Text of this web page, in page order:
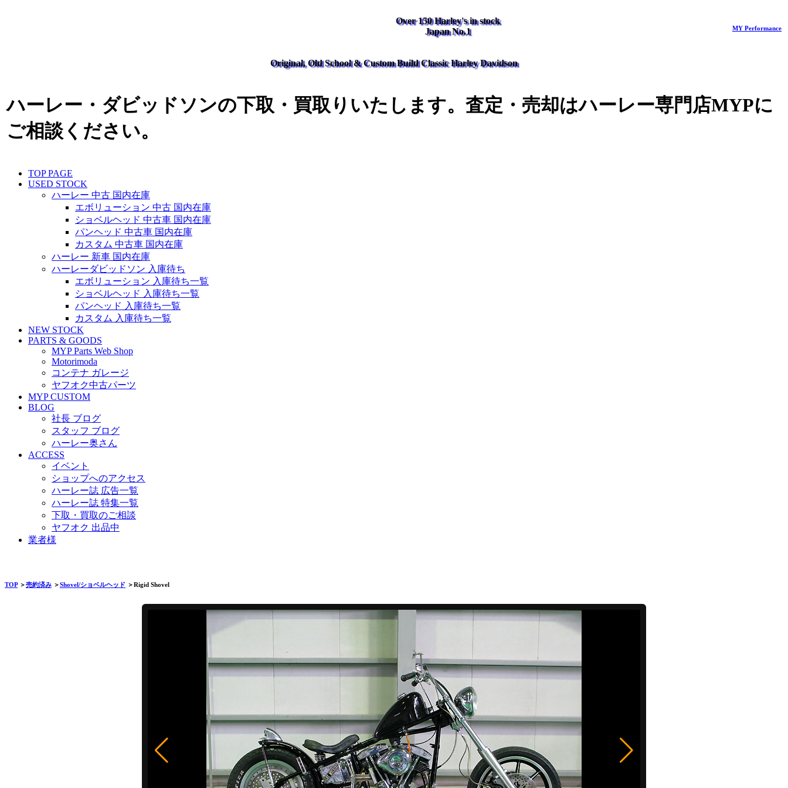
Over 150 Harley's in stock
Japan No.1
MY Performance
Original, Old School & Custom Build Classic Harley Davidson
ハーレー・ダビッドソンの下取・買取りいたします。査定・売却はハーレー専門店MYPに
ご相談ください。
TOP PAGE
USED STOCK
ハーレー 中古 国内在庫
エボリューション 中古 国内在庫
ショベルヘッド 中古車 国内在庫
パンヘッド 中古車 国内在庫
カスタム 中古車 国内在庫
ハーレー 新車 国内在庫
ハーレーダビッドソン 入庫待ち
エボリューション 入庫待ち一覧
ショベルヘッド 入庫待ち一覧
パンヘッド 入庫待ち一覧
カスタム 入庫待ち一覧
NEW STOCK
PARTS & GOODS
MYP Parts Web Shop
Motorimoda
コンテナ ガレージ
ヤフオク中古パーツ
MYP CUSTOM
BLOG
社長 ブログ
スタッフ ブログ
ハーレー奥さん
ACCESS
イベント
ショップへのアクセス
ハーレー誌 広告一覧
ハーレー誌 特集一覧
下取・買取のご相談
ヤフオク 出品中
業者様
TOP＞売約済み ＞Shovel/ショベルヘッド ＞Rigid Shovel